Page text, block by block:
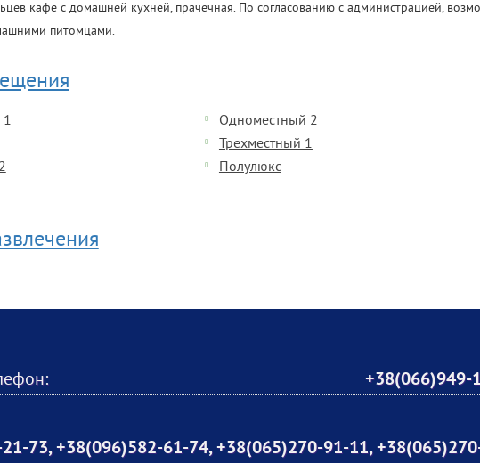
кафе с домашней кухней, прачечная. По согласованию с администрацией,
питомцами.
1
Одноместный 2
Трехместный 1
Полулюкс
+38(066)949-
73, +38(096)582-61-74, +38(065)270-91-11,